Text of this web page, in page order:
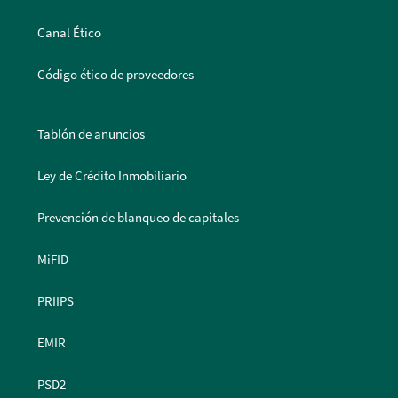
Canal Ético
Código ético de proveedores
Tablón de anuncios
Ley de Crédito Inmobiliario
Prevención de blanqueo de capitales
MiFID
PRIIPS
EMIR
PSD2